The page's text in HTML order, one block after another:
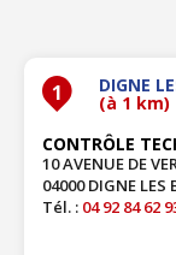
1 DIGNE
(à 1 km)
CONTRÔLE
10 AVENUE DE
04000 DIGNE LES
Tél. : 04 92 84 62